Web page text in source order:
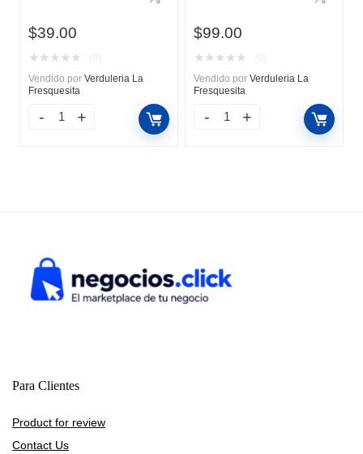
$39.00
★ ★ ★ ★ ★
Vendido por Verduleria La
Fresquesita
$99.00
★ ★ ★ ★ ★
Vendido por Verduleria La
Fresquesita
Para Clientes
Product for review
Contact Us